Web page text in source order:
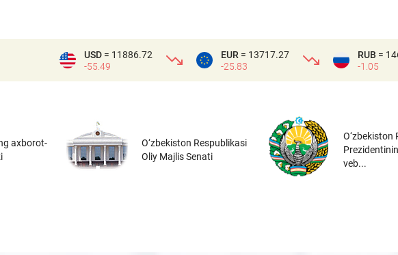
USD = 11886.72
-55.49
EUR = 13717.27
-25.83
RUB =
-1.05
axborot-
O‘zbekiston Respublikasi
Oliy Majlis Senati
O‘zbekiston
veb...